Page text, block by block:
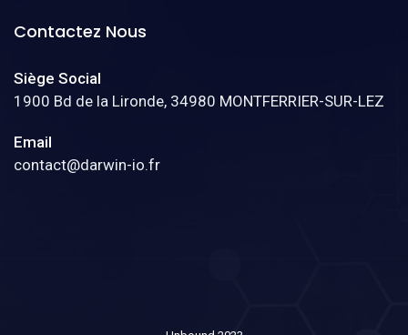
Contactez Nous
Siège Social
1900 Bd de la Lironde, 34980 MONTFERRIER-SUR-LEZ
Email
contact@darwin-io.fr